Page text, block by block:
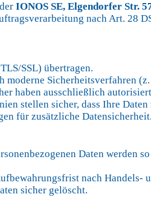
IONOS SE, Elgendorfer Str.
nach Art. 28
SSL) übertragen.
Sicherheitsverfahren
haben ausschließlich
stellen sicher, dass Ihre Daten
für zusätzliche Datensicherheit.
Daten werden
nach Handels-
sicher gelöscht.